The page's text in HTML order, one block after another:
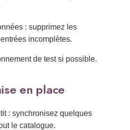
: supprimez les
incomplètes.
de test si possible.
en place
: synchronisez quelques
le catalogue.